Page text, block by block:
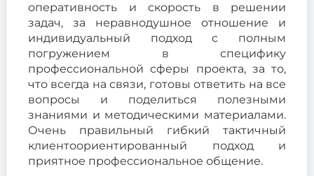
оперативность и скорость в решении
задач, за неравнодушное отношение и
индивидуальный подход с полным
погружением в специфику
профессиональной сферы проекта, за то,
что всегда на связи, готовы ответить на все
вопросы и поделиться полезными
знаниями и методическими материалами.
Очень правильный гибкий тактичный
клиентоориентированный подход и
приятное профессиональное общение.